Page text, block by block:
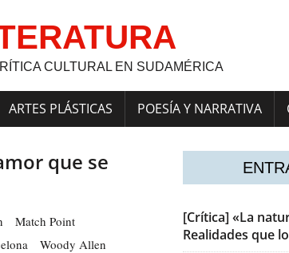
CULTURAL EN SUDAMÉRICA
ARTES PLÁSTICAS POESÍA Y NARRATIVA
que se
Match Point
Woody Allen
[Crítica] «La
Realidades que